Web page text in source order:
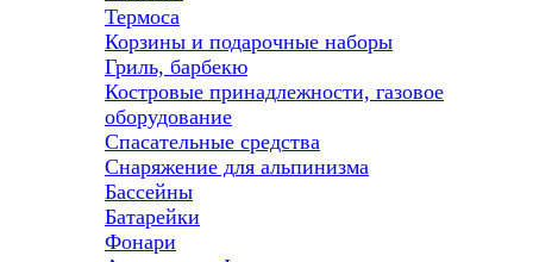
Термоса
Корзины и подарочные наборы
Гриль, барбекю
Костровые принадлежности, газовое
оборудование
Спасательные средства
Снаряжение для альпинизма
Бассейны
Батарейки
Фонари